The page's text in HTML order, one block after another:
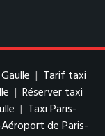
| Tarif taxi
| Réserver taxi
| Taxi Paris-
de Paris-